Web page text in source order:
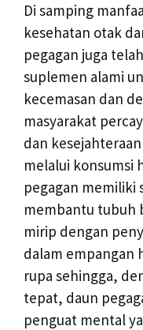
Di samping
kesehatan otak
pegagan juga
suplemen alami
kecemasan dan
masyarakat
dan
melalui konsumsi
pegagan memiliki
membantu tubuh
mirip dengan
dalam empangan
rupa sehingga,
tepat, daun
penguat mental